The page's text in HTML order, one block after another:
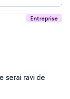
Entreprise